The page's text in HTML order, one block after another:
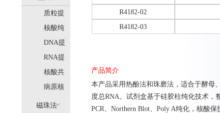
质粒提
取
核酸纯
化
DNA提
取
RNA提
取
核酸共
提
(AllPure)
病原核
酸提取
磁珠法
R4182-02
R4182-03
产品简介
本产品采用热酚法和珠磨法，适合于酵母
度总RNA。试剂盒基于硅胶柱纯化技术，
PCR、Northern Blot、Poly A纯化，核酸